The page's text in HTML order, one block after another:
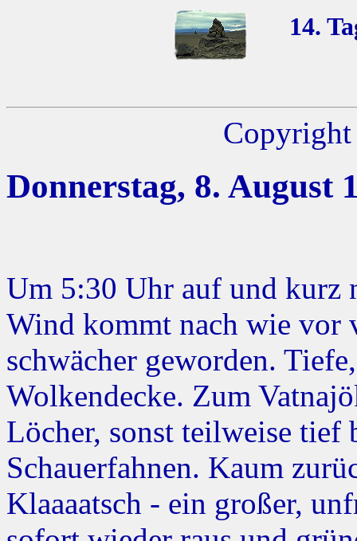
14.
Donnerstag, 8. August
Um 5:30 Uhr auf und kurz
Wind kommt nach wie vor
schwächer geworden.
Wolkendecke. Zum
Löcher, sonst teilweise
Schauerfahnen. Kaum
Klaaaatsch - ein großer,